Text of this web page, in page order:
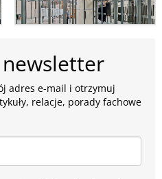
adres e-mail i otrzymuj
relacje, porady fachowe